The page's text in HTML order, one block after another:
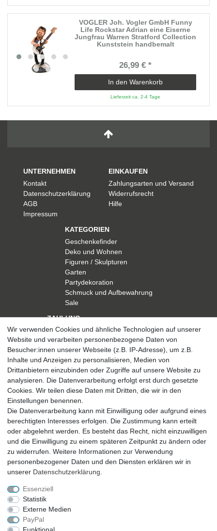
VOGLER Joh. Vogler GmbH Funny
Life Rockstar Adrian eine Eiserne
Jungfrau Warren Stratford Collection
Kunststein handbemalt
26,99 € *
In den Warenkorb
Lieferzeit ca. 2-4 Tage
UNTERNEHMEN
Kontakt
Datenschutzerklärung
AGB
Impressum
EINKAUFEN
Zahlungsarten und Versand
Widerrufsrecht
Hilfe
KATEGORIEN
Geschenkefinder
Deko und Wohnen
Figuren / Skulpturen
Garten
Partydekoration
Schmuck und Aufbewahrung
Sale
ZAHLUNG
VERSAND
SICHER EINKAUFEN
Sicher einkaufen mit
durchgehender SSL-Verschlüsselung
* Alle Preise verstehen sich inkl. MwSt. zzgl. Versandkosten. Alle Angebote sind
Wir verwenden Cookies und ähnliche Technologien auf unserer
Website und verarbeiten personenbezogene Daten von
Besucher:innen unserer Webseite (z.B. IP-Adresse), um z.B.
Inhalte und Anzeigen zu personalisieren, Medien von
Drittanbietern einzubinden oder Zugriffe auf unsere Website zu
analysieren. Die Datenverarbeitung erfolgt erst durch gesetzte
Cookies. Wir teilen diese Daten mit Dritten, die wir in den
Einstellungen benennen.
Die Datenverarbeitung kann mit Einwilligung oder aufgrund eines
berechtigten Interesses erfolgen. Die Zustimmung kann erteilt
oder abgelehnt werden. Es besteht das Recht, nicht einzuwilligen
und die Einwilligung zu einem späteren Zeitpunkt zu ändern oder
zu widerrufen. Weitere Informationen zur Verwendung
personenbezogener Daten und den Diensten erklären wir in
unserer Daten­schutz­erklärung
Essenziell
Statistik
Externe Medien
PayPal